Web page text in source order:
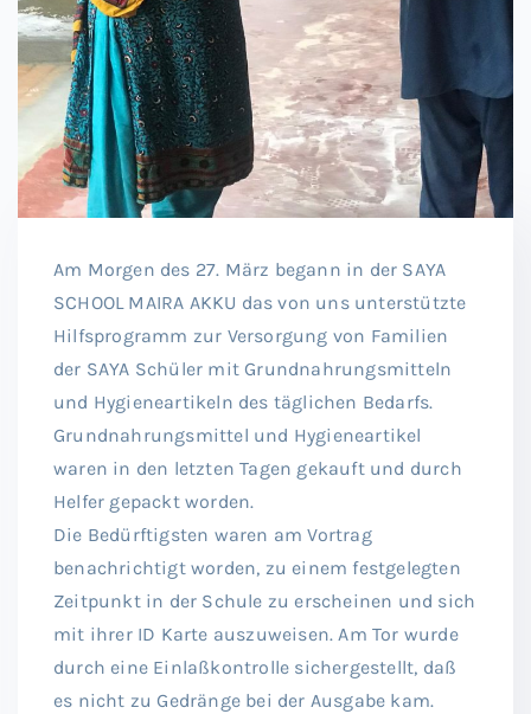
Am Morgen des 27. März begann in der SAYA
SCHOOL MAIRA AKKU das von uns unterstützte
Hilfsprogramm zur Versorgung von Familien
der SAYA Schüler mit Grundnahrungsmitteln
und Hygieneartikeln des täglichen Bedarfs.
Grundnahrungsmittel und Hygieneartikel
waren in den letzten Tagen gekauft und durch
Helfer gepackt worden.
Die Bedürftigsten waren am Vortrag
benachrichtigt worden, zu einem festgelegten
Zeitpunkt in der Schule zu erscheinen und sich
mit ihrer ID Karte auszuweisen. Am Tor wurde
durch eine Einlaßkontrolle sichergestellt, daß
es nicht zu Gedränge bei der Ausgabe kam.